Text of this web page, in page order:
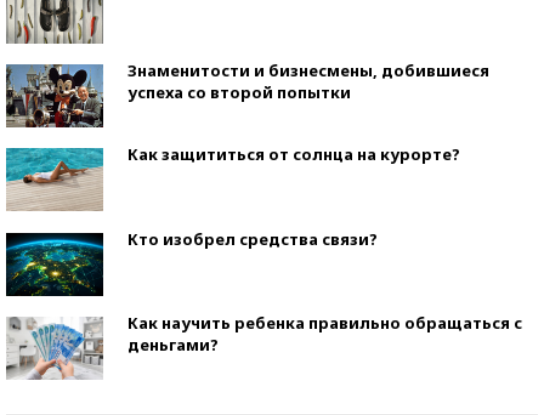
Знаменитости и бизнесмены, добившиеся
успеха со второй попытки
Как защититься от солнца на курорте?
Кто изобрел средства связи?
Как научить ребенка правильно обращаться с
деньгами?